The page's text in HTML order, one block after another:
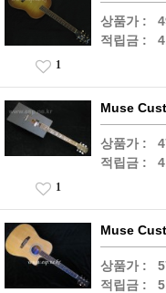
상품가 :
적립금 :
1
Muse
상품가 :
적립금 :
1
Muse
상품가 :
적립금 :